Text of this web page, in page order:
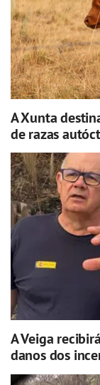
A Xunta
de razas
A Veiga
danos dos